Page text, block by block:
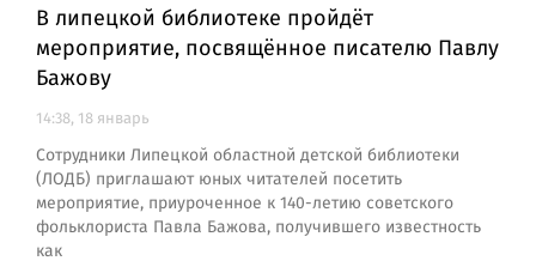
В липецкой библиотеке пройдёт
мероприятие, посвящённое писателю Павлу
Бажову
14:38, 18 январь
Сотрудники Липецкой областной детской библиотеки
(ЛОДБ) приглашают юных читателей посетить
мероприятие, приуроченное к 140-летию советского
фольклориста Павла Бажова, получившего известность
как